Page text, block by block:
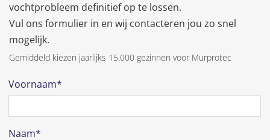
vochtprobleem definitief op te lossen.
Vul ons formulier in en wij contacteren jou zo snel
mogelijk.
Gemiddeld kiezen jaarlijks 15.000 gezinnen voor Murprotec
Voornaam*
Naam*